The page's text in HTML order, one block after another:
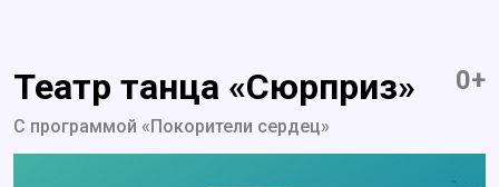
Театр танца «Сюрприз» 0+
С программой «Покорители сердец»